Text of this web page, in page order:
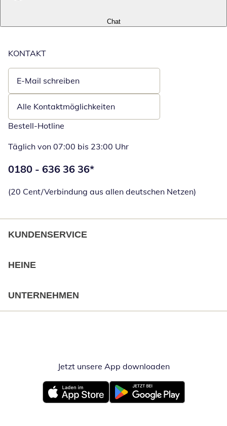
Chat
KONTAKT
E-Mail schreiben
Öffnet E-Mail-Client
Alle Kontaktmöglichkeiten
Bestell-Hotline
Täglich von 07:00 bis 23:00 Uhr
Telefonnummer:
0180 - 636 36 36*
(20 Cent/Verbindung aus allen deutschen Netzen)
KUNDENSERVICE
HEINE
UNTERNEHMEN
Jetzt unsere App downloadenÖffnet in
Öffnet in neuem FensterÖffnet in neuem Fenster